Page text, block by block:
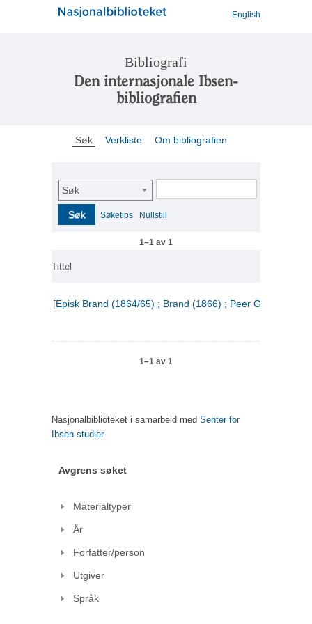
English
Bibliografi
Den internasjonale Ibsen-
bibliografien
Søk Verkliste Om bibliografien
Søk
Søk Søketips Nullstill
1–1 av 1
Tittel
[Episk Brand (1864/65) ; Brand (1866) ; Peer Gynt (1867)]
1–1 av 1
Nasjonalbiblioteket i samarbeid med Senter for
Ibsen-studier
Avgrens søket
Materialtyper
År
Forfatter/person
Utgiver
Språk